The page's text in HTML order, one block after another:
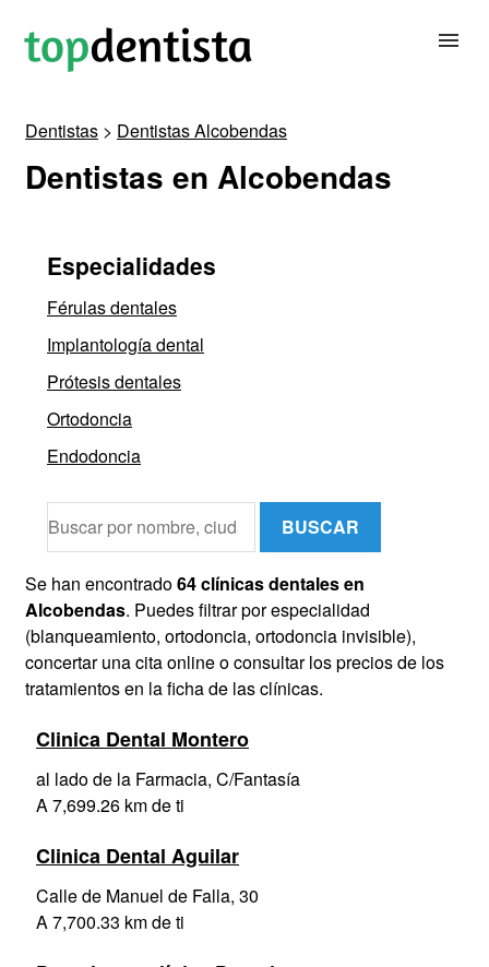
BUSCAR DENTISTA
CONTACTAR
Dentistas > Dentistas Alcobendas
Dentistas en Alcobendas
Especialidades
Férulas dentales
Implantología dental
Prótesis dentales
Ortodoncia
Endodoncia
BUSCAR
Se han encontrado64 clínicas dentales en
Alcobendas. Puedes filtrar por especialidad
(blanqueamiento, ortodoncia, ortodoncia invisible),
concertar una cita online o consultar los precios de los
tratamientos en la ficha de las clínicas.
Clinica Dental Montero
al lado de la Farmacia, C/Fantasía
A 7,699.26 km de ti
Clinica Dental Aguilar
Calle de Manuel de Falla, 30
A 7,700.33 km de ti